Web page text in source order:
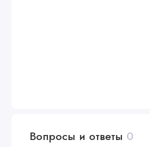
Вопросы и ответы 0